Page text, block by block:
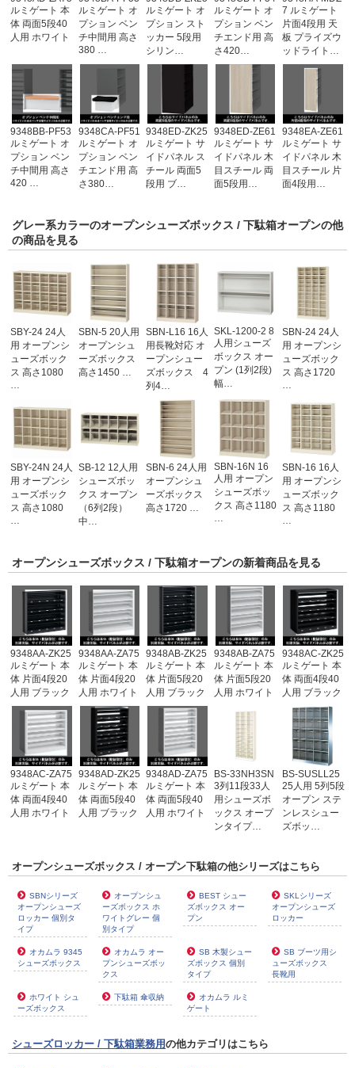
ルミゲート 本
体 両面5段40
人用 ホワイト
ルミゲート オ
プション ベン
チ中間用 高さ
380 …
ルミゲート オ
プション スト
ッカー 5段用
シリン…
ルミゲート オ
プション ベン
チエンド用 高
さ420…
7 ルミゲート
片面4段用 天
板 プライズウ
ッドライト…
9348BB-PF53
ルミゲート オ
プション ベン
チ中間用 高さ
420 …
9348CA-PF51
ルミゲート オ
プション ベン
チエンド用 高
さ380…
9348ED-ZK25
ルミゲート サ
イドパネル ス
チール 両面5
段用 ブ…
9348ED-ZE61
ルミゲート サ
イドパネル 木
目スチール 両
面5段用…
9348EA-ZE61
ルミゲート サ
イドパネル 木
目スチール 片
面4段用…
グレー系カラーのオープンシューズボックス / 下駄箱オープンの他
の商品を見る
SBY-24 24人
用 オープンシ
ューズボック
ス 高さ1080
…
SBN-5 20人用
オープンシュ
ーズボックス
高さ1450 …
SBN-L16 16人
用長靴対応 オ
ープンシュー
ズボックス 4
列4…
SKL-1200-2 8
人用シューズ
ボックス オー
プン (1列2段)
幅…
SBN-24 24人
用 オープンシ
ューズボック
ス 高さ1720
…
SBY-24N 24人
用 オープンシ
ューズボック
ス 高さ1080
…
SB-12 12人用
シューズボッ
クス オープン
（6列2段）
中…
SBN-6 24人用
オープンシュ
ーズボックス
高さ1720 …
SBN-16N 16
人用 オープン
シューズボッ
クス 高さ1180
…
SBN-16 16人
用 オープンシ
ューズボック
ス 高さ1180
…
オープンシューズボックス / 下駄箱オープンの新着商品を見る
9348AA-ZK25
ルミゲート 本
体 片面4段20
人用 ブラック
9348AA-ZA75
ルミゲート 本
体 片面4段20
人用 ホワイト
9348AB-ZK25
ルミゲート 本
体 片面5段20
人用 ブラック
9348AB-ZA75
ルミゲート 本
体 片面5段20
人用 ホワイト
9348AC-ZK25
ルミゲート 本
体 両面4段40
人用 ブラック
9348AC-ZA75
ルミゲート 本
体 両面4段40
人用 ホワイト
9348AD-ZK25
ルミゲート 本
体 両面5段40
人用 ブラック
9348AD-ZA75
ルミゲート 本
体 両面5段40
人用 ホワイト
BS-33NH3SN
3列11段33人
用シューズボ
ックス オープ
ンタイプ…
BS-SUSLL25
25人用 5列5段
オープン ステ
ンレスシュー
ズボッ…
オープンシューズボックス / オープン下駄箱の他シリーズはこちら
SBNシリーズ
オープンシューズ
ロッカー 個別タ
イプ
オープンシュ
ーズボックス ホ
ワイトグレー 個
別タイプ
BEST シュー
ズボックス オー
プン
SKLシリーズ
オープンシューズ
ロッカー
オカムラ 9345
シューズボックス
オカムラ オー
プンシューズボッ
クス
SB 木製シュー
ズボックス 個別
タイプ
SB ブーツ用シ
ューズボックス
長靴用
ホワイト シュ
ーズボックス
下駄箱 傘収納
オカムラ ルミ
ゲート
シューズロッカー / 下駄箱業務用の他カテゴリはこちら